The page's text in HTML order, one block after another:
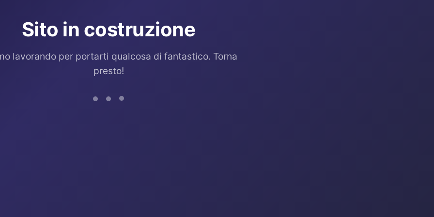
Sito in costruzione
lavorando per portarti qualcosa di fantastico. Torna
presto!